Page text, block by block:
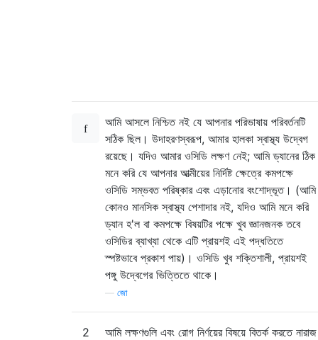
আমি আসলে নিশ্চিত নই যে আপনার পরিভাষায় পরিবর্তনটি
সঠিক ছিল। উদাহরণস্বরূপ, আমার হালকা স্বাস্থ্য উদ্বেগ
রয়েছে। যদিও আমার ওসিডি লক্ষণ নেই; আমি ড্যানের ঠিক
মনে করি যে আপনার আত্মীয়ের নির্দিষ্ট ক্ষেত্রে কমপক্ষে
ওসিডি সম্ভবত পরিষ্কার এবং এড়ানোর বংশোদ্ভূত। (আমি
কোনও মানসিক স্বাস্থ্য পেশাদার নই, যদিও আমি মনে করি
ড্যান হ'ল বা কমপক্ষে বিষয়টির পক্ষে খুব জ্ঞানজনক তবে
ওসিডির ব্যাখ্যা থেকে এটি প্রায়শই এই পদ্ধতিতে
স্পষ্টভাবে প্রকাশ পায়)। ওসিডি খুব শক্তিশালী, প্রায়শই
পঙ্গু উদ্বেগের ভিত্তিতে থাকে।
জো
2
আমি লক্ষণগুলি এবং রোগ নির্ণয়ের বিষয়ে বিতর্ক করতে নারাজ